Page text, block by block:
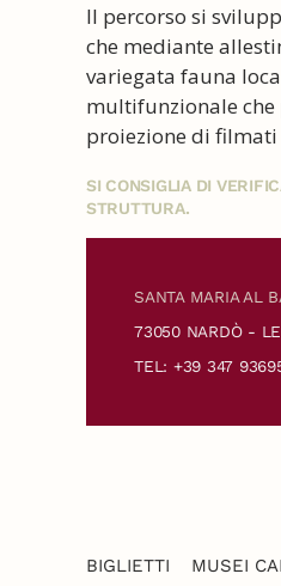
Il percorso si
che mediante
variegata fauna
multifunzionale
proiezione di filmati
SI CONSIGLIA DI
STRUTTURA.
SANTA MARIA AL
73050 NARDÒ -
TEL: +39 347
BIGLIETTI MUSEI